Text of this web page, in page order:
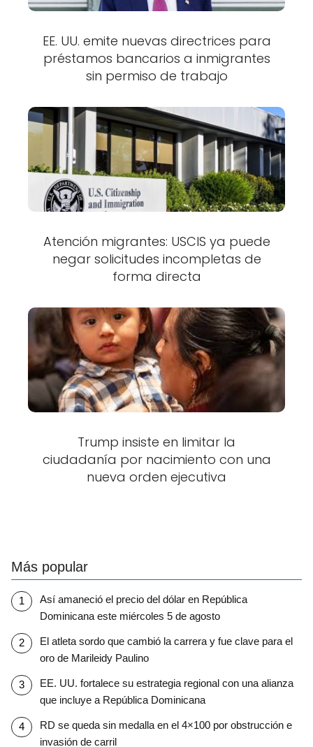
EE. UU. emite nuevas directrices para
préstamos bancarios a inmigrantes
sin permiso de trabajo
Atención migrantes: USCIS ya puede
negar solicitudes incompletas de
forma directa
Trump insiste en limitar la
ciudadanía por nacimiento con una
nueva orden ejecutiva
Más popular
Así amaneció el precio del dólar en República
Dominicana este miércoles 5 de agosto
El atleta sordo que cambió la carrera y fue clave para el
oro de Marileidy Paulino
EE. UU. fortalece su estrategia regional con una alianza
que incluye a República Dominicana
RD se queda sin medalla en el 4×100 por obstrucción e
invasión de carril